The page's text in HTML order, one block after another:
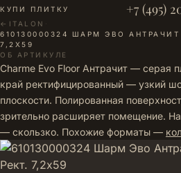
КУПИ ПЛИТКУ +7 (495)
← ITALON ·
610130000324 ШАРМ ЭВО
7,2Х59
ОБ АРТИКУЛЕ
Charme Evo Floor Антрачит — серая
край ректифицированный — узкий
плоскости. Полированная
зрительно расширяет помещение.
— скользко. Похожие форматы —